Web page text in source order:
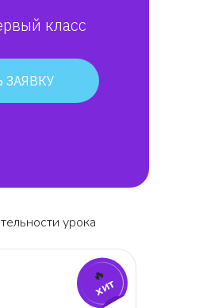
класс
ЗАЯВКУ
урока
🔥
хит